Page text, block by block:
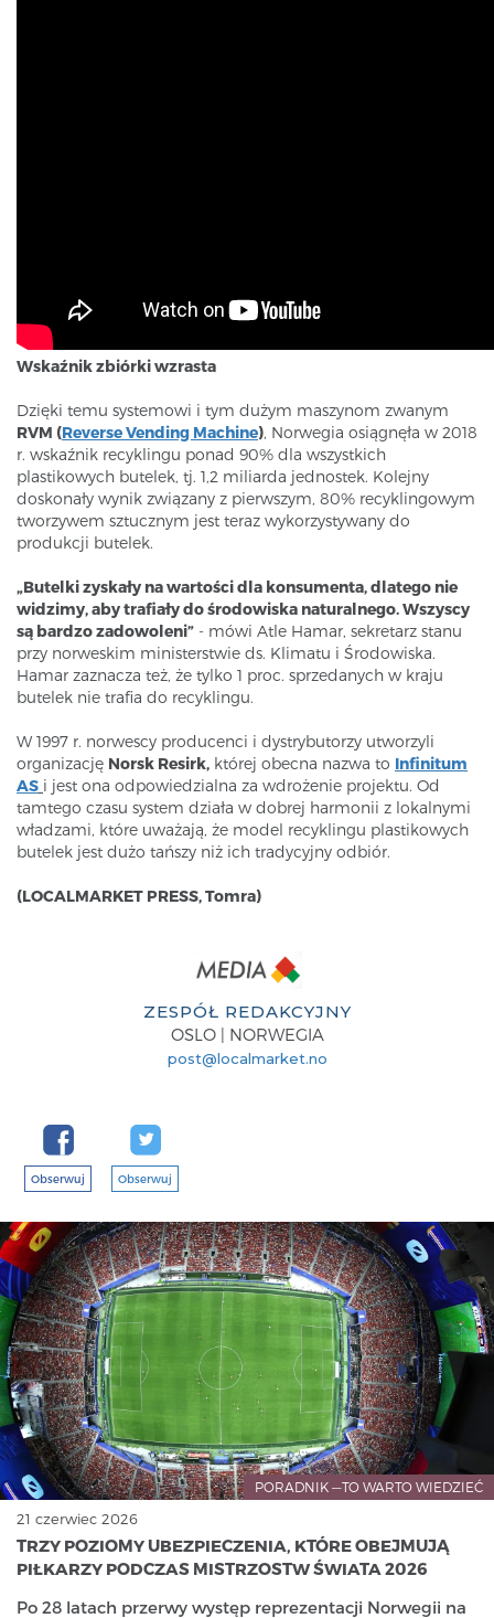
Wskaźnik zbiórki wzrasta
Dzięki temu systemowi i tym dużym maszynom zwanym
RVM (Reverse Vending Machine), Norwegia osiągnęła w 2018
r. wskaźnik recyklingu ponad 90% dla wszystkich
plastikowych butelek, tj. 1,2 miliarda jednostek. Kolejny
doskonały wynik związany z pierwszym, 80% recyklingowym
tworzywem sztucznym jest teraz wykorzystywany do
produkcji butelek.
„Butelki zyskały na wartości dla konsumenta, dlatego nie
widzimy, aby trafiały do środowiska naturalnego. Wszyscy
są bardzo zadowoleni” - mówi Atle Hamar, sekretarz stanu
przy norweskim ministerstwie ds. Klimatu i Środowiska.
Hamar zaznacza też, że tylko 1 proc. sprzedanych w kraju
butelek nie trafia do recyklingu.
W 1997 r. norwescy producenci i dystrybutorzy utworzyli
organizację Norsk Resirk, której obecna nazwa to Infinitum
AS i jest ona odpowiedzialna za wdrożenie projektu. Od
tamtego czasu system działa w dobrej harmonii z lokalnymi
władzami, które uważają, że model recyklingu plastikowych
butelek jest dużo tańszy niż ich tradycyjny odbiór.
(LOCALMARKET PRESS, Tomra)
ZESPÓŁ REDAKCYJNY
OSLO | NORWEGIA
post@localmarket.no
Obserwuj Obserwuj
PORADNIK —TO WARTO WIEDZIEĆ
21 czerwiec 2026
TRZY POZIOMY UBEZPIECZENIA, KTÓRE OBEJMUJĄ
PIŁKARZY PODCZAS MISTRZOSTW ŚWIATA 2026
Po 28 latach przerwy występ reprezentacji Norwegii na